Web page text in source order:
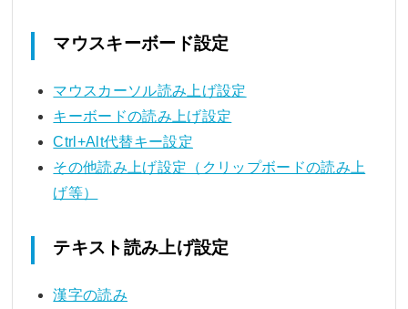
マウスキーボード設定
マウスカーソル読み上げ設定
キーボードの読み上げ設定
Ctrl+Alt代替キー設定
その他読み上げ設定（クリップボードの読み上
げ等）
テキスト読み上げ設定
漢字の読み